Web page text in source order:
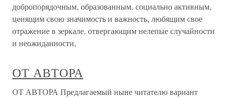
добропорядочным, образованным, социально активным,
ценящим свою значимость и важность, любящим свое
отражение в зеркале, отвергающим нелепые случайности
и неожиданности,
ОТ АВТОРА
ОТ АВТОРА Предлагаемый ныне читателю вариант